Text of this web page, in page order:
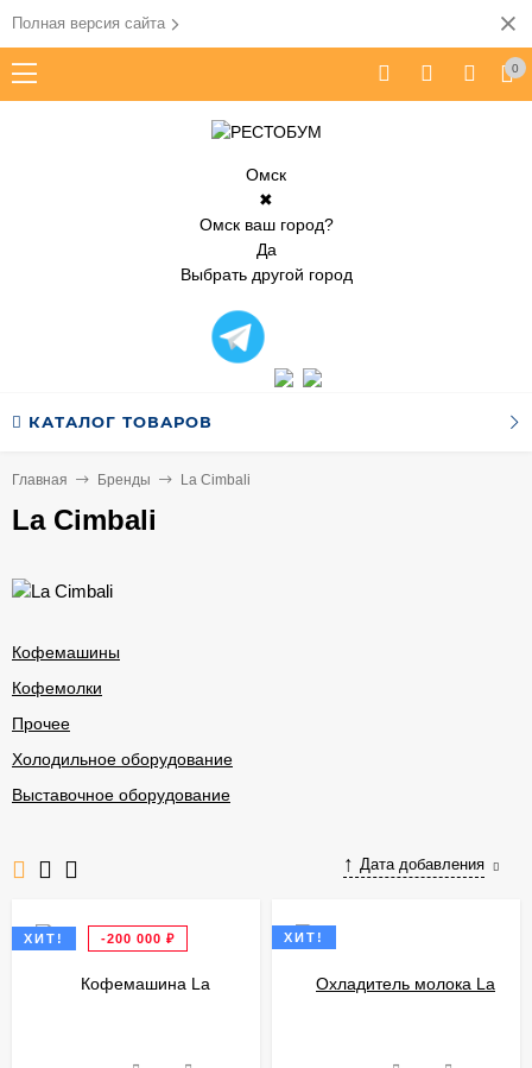
Полная версия сайта
0
Омск
✖
Омск ваш город?
Да
Выбрать другой город
КАТАЛОГ ТОВАРОВ
Главная Бренды La Cimbali
La Cimbali
Кофемашины
Кофемолки
Прочее
Холодильное оборудование
Выставочное оборудование
Дата добавления
ХИТ! -200 000 ₽ ХИТ!